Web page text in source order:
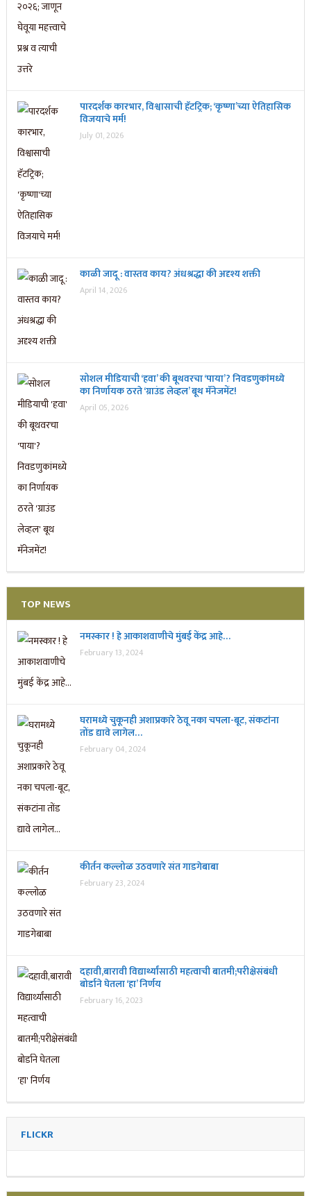
पारदर्शक कारभार, विश्वासाची हॅटट्रिक; ‘कृष्णा’च्या ऐतिहासिक
विजयाचे मर्म!
July 01, 2026
काळी जादू : वास्तव काय? अंधश्रद्धा की अदृश्य शक्ती
April 14, 2026
सोशल मीडियाची ‘हवा’ की बूथवरचा ‘पाया’? निवडणुकांमध्ये
का निर्णायक ठरते ‘ग्राउंड लेव्हल’ बूथ मॅनेजमेंट!
April 05, 2026
TOP NEWS
नमस्कार ! हे आकाशवाणीचे मुंबई केंद्र आहे…
February 13, 2024
घरामध्ये चुकूनही अशाप्रकारे ठेवू नका चपला-बूट, संकटांना
तोंड द्यावे लागेल…
February 04, 2024
कीर्तन कल्लोळ उठवणारे संत गाडगेबाबा
February 23, 2024
दहावी,बारावी विद्यार्थ्यांसाठी महत्वाची बातमी;परीक्षेसंबंधी
बोर्डाने घेतला ‘हा’ निर्णय
February 16, 2023
FLICKR